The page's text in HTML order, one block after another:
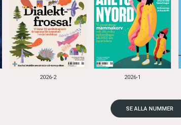
2026-2 2026-1
SE ALLA NUMMER